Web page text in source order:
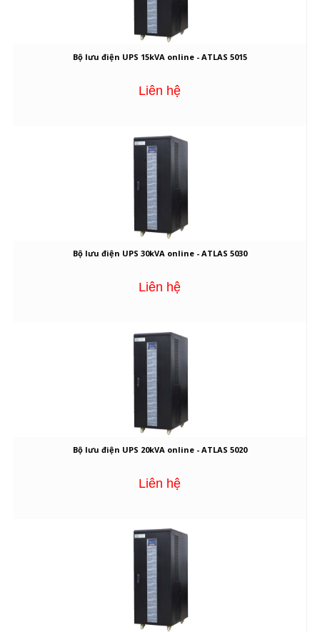
Bộ lưu điện UPS 15kVA online - ATLAS 5015
Liên hệ
Bộ lưu điện UPS 30kVA online - ATLAS 5030
Liên hệ
Bộ lưu điện UPS 20kVA online - ATLAS 5020
Liên hệ